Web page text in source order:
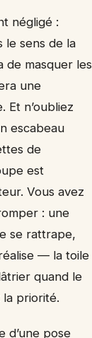
négligé :
le sens de la
de masquer les
une
Et n’oubliez
escabeau
de
est
Vous avez
: une
se rattrape,
— la toile
quand le
la priorité.
d’une pose